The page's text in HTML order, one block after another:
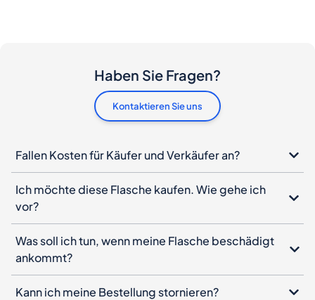
Haben Sie Fragen?
Kontaktieren Sie uns
Fallen Kosten für Käufer und Verkäufer an?
Ich möchte diese Flasche kaufen. Wie gehe ich
vor?
Was soll ich tun, wenn meine Flasche beschädigt
ankommt?
Kann ich meine Bestellung stornieren?